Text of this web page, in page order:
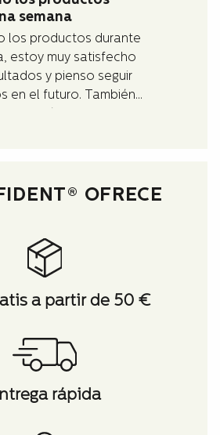
semana
los productos durante
estoy muy satisfecho
y pienso seguir
en el futuro. También
y rápida asistencia
OFRECE
a partir de 50 €
rápida